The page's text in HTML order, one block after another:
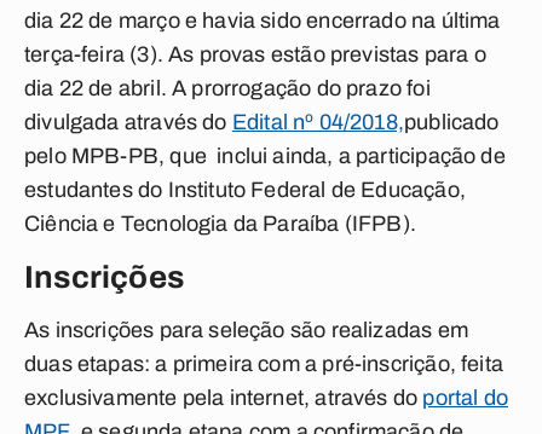
dia 22 de março e havia sido encerrado na última
terça-feira (3). As provas estão previstas para o
dia 22 de abril. A prorrogação do prazo foi
divulgada através do Edital nº 04/2018,publicado
pelo MPB-PB, que inclui ainda, a participação de
estudantes do Instituto Federal de Educação,
Ciência e Tecnologia da Paraíba (IFPB).
Inscrições
As inscrições para seleção são realizadas em
duas etapas: a primeira com a pré-inscrição, feita
exclusivamente pela internet, através do portal do